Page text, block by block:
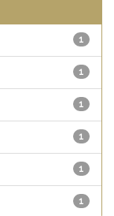
1
1
1
1
1
1